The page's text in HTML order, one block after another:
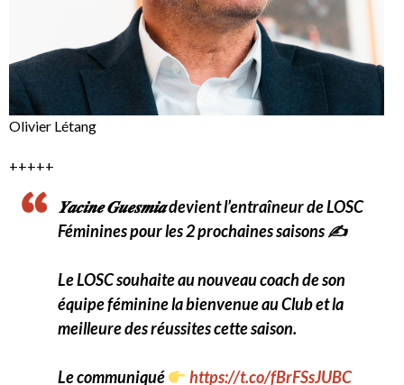
Olivier Létang
+++++
𝒀𝒂𝒄𝒊𝒏𝒆 𝑮𝒖𝒆𝒔𝒎𝒊𝒂 devient l’entraîneur de LOSC
Féminines pour les 2 prochaines saisons ✍️
Le LOSC souhaite au nouveau coach de son
équipe féminine la bienvenue au Club et la
meilleure des réussites cette saison.
Le communiqué
https://t.co/fBrFSsJUBC